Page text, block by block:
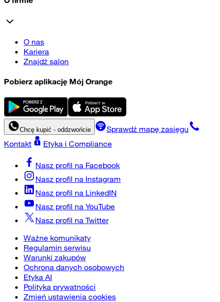
O nas
Kariera
Znajdź salon
Pobierz aplikację Mój Orange
Chcę kupić - oddzwońcie
Sprawdź mapę zasięgu
Kontakt
Etyka i Compliance
Nasz profil na Facebook
Nasz profil na Instagram
Nasz profil na LinkedIN
Nasz profil na YouTube
Nasz profil na Twitter
Ważne komunikaty
Regulamin serwisu
Warunki zakupów
Ochrona danych osobowych
Etyka AI
Polityka prywatności
Zmień ustawienia cookies